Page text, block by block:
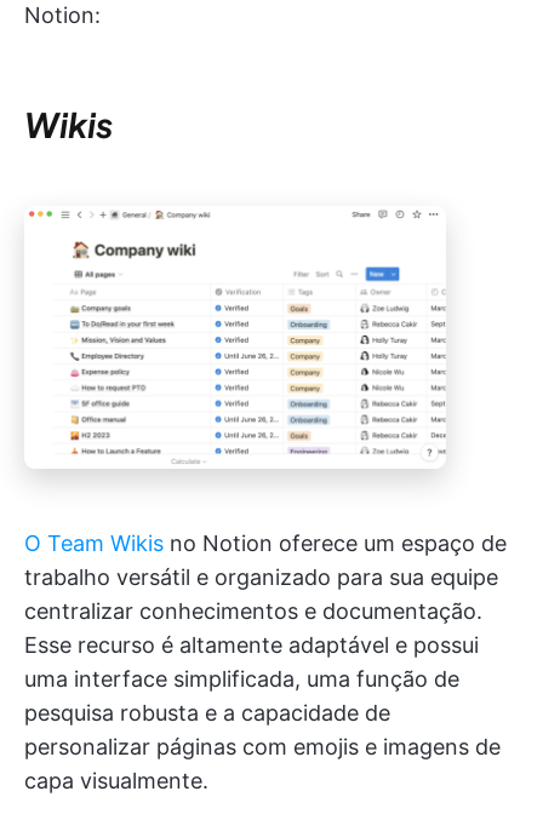
Notion:
Wikis
O Team Wikis no Notion oferece um espaço de
trabalho versátil e organizado para sua equipe
centralizar conhecimentos e documentação.
Esse recurso é altamente adaptável e possui
uma interface simplificada, uma função de
pesquisa robusta e a capacidade de
personalizar páginas com emojis e imagens de
capa visualmente.